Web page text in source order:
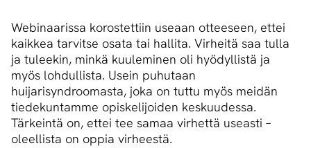
Webinaarissa korostettiin useaan otteeseen, ettei
kaikkea tarvitse osata tai hallita. Virheitä saa tulla
ja tuleekin, minkä kuuleminen oli hyödyllistä ja
myös lohdullista. Usein puhutaan
huijarisyndroomasta, joka on tuttu myös meidän
tiedekuntamme opiskelijoiden keskuudessa.
Tärkeintä on, ettei tee samaa virhettä useasti –
oleellista on oppia virheestä.